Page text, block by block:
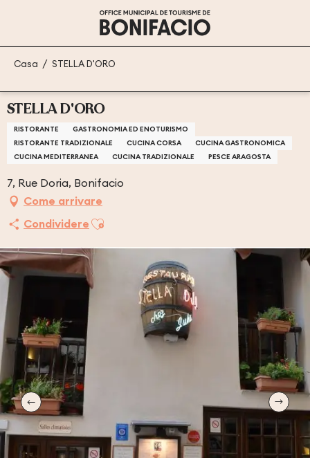
principal
Casa STELLA D'ORO
STELLA D'ORO
RISTORANTE
GASTRONOMIA ED ENOTURISMO
RISTORANTE TRADIZIONALE
CUCINA CORSA
CUCINA GASTRONOMICA
CUCINA MEDITERRANEA
CUCINA TRADIZIONALE PESCE ARAGOSTA
7, Rue Doria, Bonifacio
Come arrivare
Condividere Ajouter aux favoris